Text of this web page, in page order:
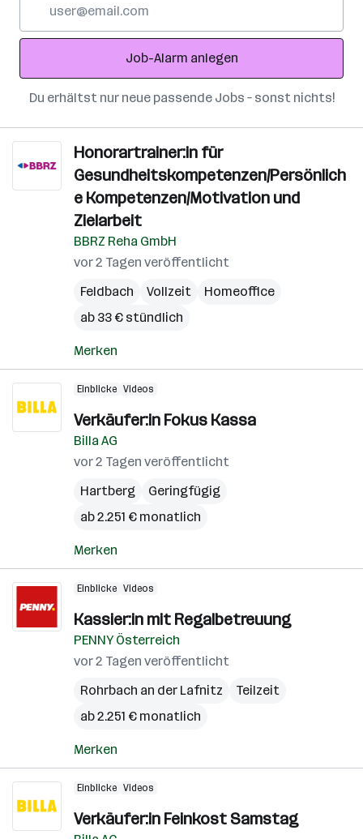
Adresse
Job-Alarm anlegen
Du erhältst nur neue passende Jobs – sonst nichts!
Honorartrainer:in für
Gesundheitskompetenzen/Persönlich
e Kompetenzen/Motivation und
Zielarbeit
BBRZ Reha GmbH
vor 2 Tagen veröffentlicht
Feldbach
Vollzeit
Homeoffice
ab 33 € stündlich
Merken
Einblicke Videos
Verkäufer:in Fokus Kassa
Billa AG
vor 2 Tagen veröffentlicht
Hartberg
Geringfügig
ab 2.251 € monatlich
Merken
Einblicke Videos
Kassier:in mit Regalbetreuung
PENNY Österreich
vor 2 Tagen veröffentlicht
Rohrbach an der Lafnitz
Teilzeit
ab 2.251 € monatlich
Merken
Einblicke Videos
Verkäufer:in Feinkost Samstag